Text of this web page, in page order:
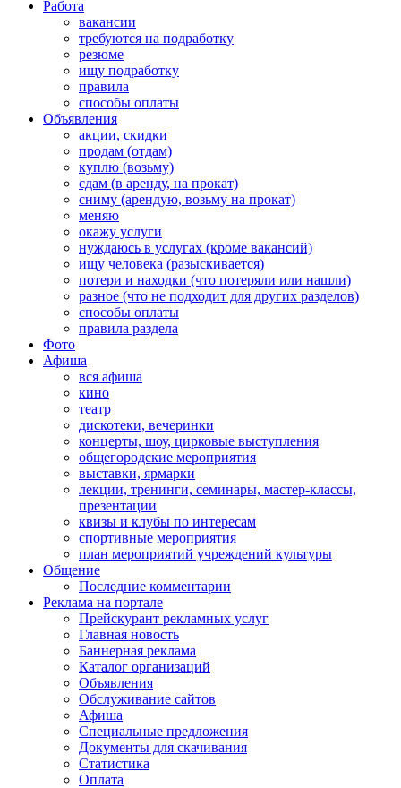
Работа
вакансии
требуются на подработку
резюме
ищу подработку
правила
способы оплаты
Объявления
акции, скидки
продам (отдам)
куплю (возьму)
сдам (в аренду, на прокат)
сниму (арендую, возьму на прокат)
меняю
окажу услуги
нуждаюсь в услугах (кроме вакансий)
ищу человека (разыскивается)
потери и находки (что потеряли или нашли)
разное (что не подходит для других разделов)
способы оплаты
правила раздела
Фото
Афиша
вся афиша
кино
театр
дискотеки, вечеринки
концерты, шоу, цирковые выступления
общегородские мероприятия
выставки, ярмарки
лекции, тренинги, семинары, мастер-классы,
презентации
квизы и клубы по интересам
спортивные мероприятия
план мероприятий учреждений культуры
Общение
Последние комментарии
Реклама на портале
Прейскурант рекламных услуг
Главная новость
Баннерная реклама
Каталог организаций
Объявления
Обслуживание сайтов
Афиша
Специальные предложения
Документы для скачивания
Статистика
Оплата